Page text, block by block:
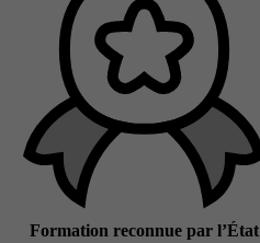
Formation reconnue par l’État